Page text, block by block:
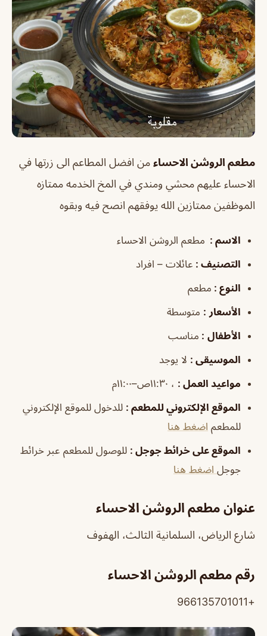
مطعم الروشن الاحساء من افضل المطاعم الى زرتها في
الاحساء عليهم محشي ومندي في المخ الخدمه ممتازه
الموظفين ممتازين الله يوفقهم انصح فيه وبقوه
الاسم : مطعم الروشن الاحساء
التصنيف : عائلات – افراد
النوع : مطعم
الأسعار : متوسطة
الأطفال : مناسب
الموسيقى : لا يوجد
مواعيد العمل : ، ١١:٣٠ص–١١:٠٠م
الموقع الإلكتروني للمطعم : للدخول للموقع الإلكتروني
للمطعم اضغط هنا
الموقع على خرائط جوجل : للوصول للمطعم عبر خرائط
جوجل اضغط هنا
عنوان مطعم الروشن الاحساء
شارع الرياض، السلمانية الثالث، الهفوف
رقم مطعم الروشن الاحساء
+966135701011